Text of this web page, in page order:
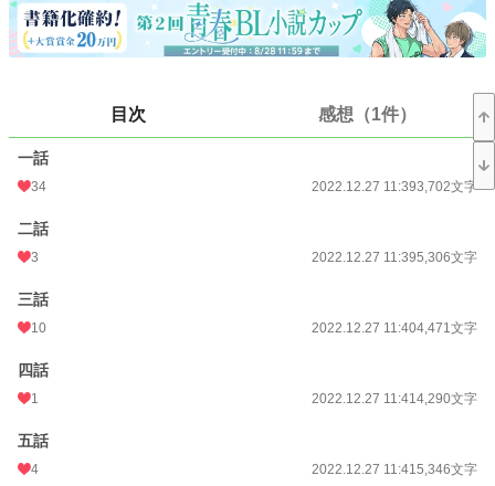
小説 14,796 位 / 228,637 件
BL 3,517 位 / 31,391 件
24h.ポイント 56 pt
初回公開日時
初回完結日時
週間ポイント
月間ポイント
年間ポイント
累計ポイント
目次 感想（1件）
一話
34 2022.12.27 11:393,702文字
二話
3 2022.12.27 11:395,306文字
三話
10 2022.12.27 11:404,471文字
四話
1 2022.12.27 11:414,290文字
五話
4 2022.12.27 11:415,346文字